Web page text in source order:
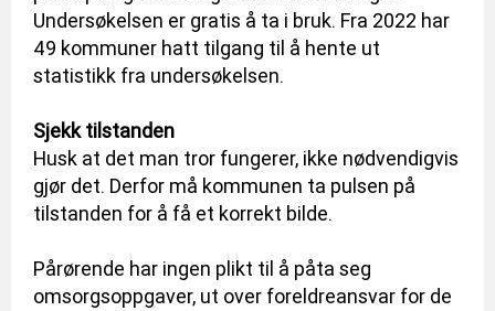
Undersøkelsen er gratis å ta i bruk. Fra 2022 har
49 kommuner hatt tilgang til å hente ut
statistikk fra undersøkelsen.
Sjekk tilstanden
Husk at det man tror fungerer, ikke nødvendigvis
gjør det. Derfor må kommunen ta pulsen på
tilstanden for å få et korrekt bilde.
Pårørende har ingen plikt til å påta seg
omsorgsoppgaver, ut over foreldreansvar for de